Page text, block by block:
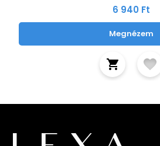
6 940 Ft
Megnézem